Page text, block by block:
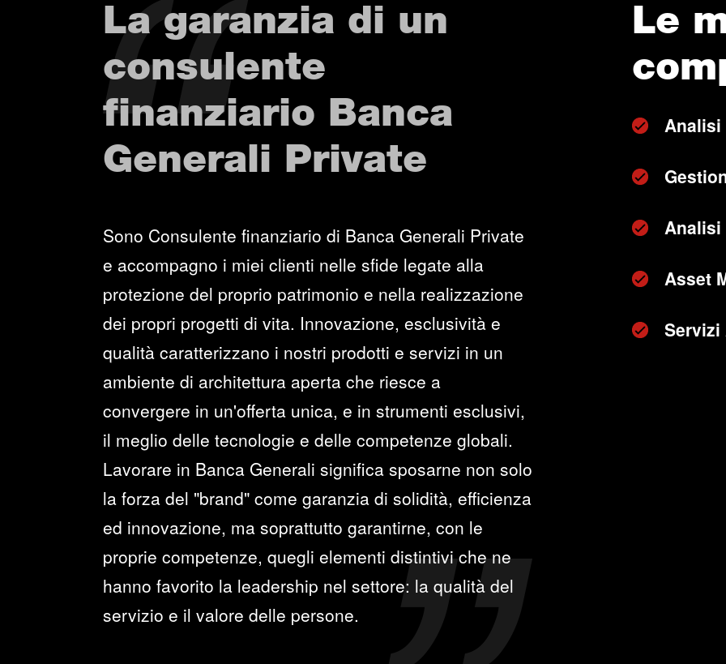
La garanzia di un
consulente
finanziario Banca
Generali Private
Sono Consulente finanziario di Banca Generali Private
e accompagno i miei clienti nelle sfide legate alla
protezione del proprio patrimonio e nella realizzazione
dei propri progetti di vita. Innovazione, esclusività e
qualità caratterizzano i nostri prodotti e servizi in un
ambiente di architettura aperta che riesce a
convergere in un'offerta unica, e in strumenti esclusivi,
il meglio delle tecnologie e delle competenze globali.
Lavorare in Banca Generali significa sposarne non solo
la forza del "brand" come garanzia di solidità, efficienza
ed innovazione, ma soprattutto garantirne, con le
proprie competenze, quegli elementi distintivi che ne
hanno favorito la leadership nel settore: la qualità del
servizio e il valore delle persone.
Le
Analisi
Asset